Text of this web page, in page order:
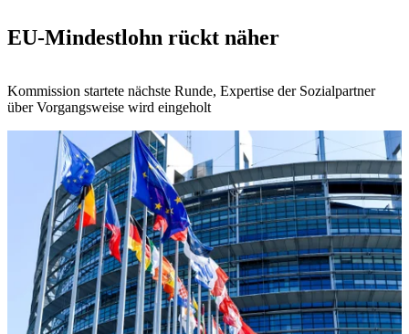
EU-Mindestlohn rückt näher
Kommission startete nächste Runde, Expertise der Sozialpartner
über Vorgangsweise wird eingeholt